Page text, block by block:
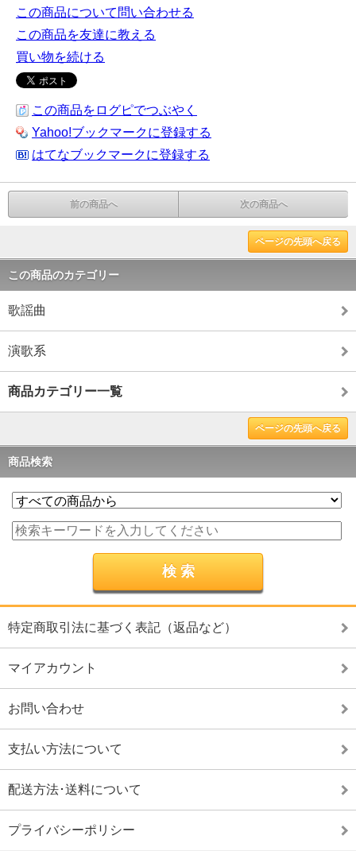
この商品について問い合わせる
この商品を友達に教える
買い物を続ける
この商品をログピでつぶやく
Yahoo!ブックマークに登録する
はてなブックマークに登録する
前の商品へ 次の商品へ
ページの先頭へ戻る
この商品のカテゴリー
歌謡曲
演歌系
商品カテゴリー一覧
ページの先頭へ戻る
商品検索
特定商取引法に基づく表記（返品など）
マイアカウント
お問い合わせ
支払い方法について
配送方法･送料について
プライバシーポリシー